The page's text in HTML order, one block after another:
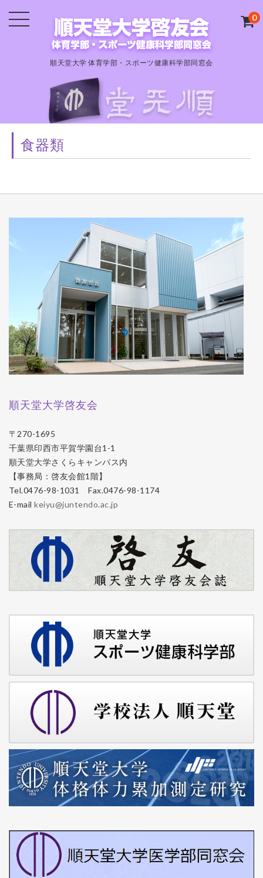
順天堂大学 体育学部・スポーツ健康科学部同窓会
0
食器類
順天堂大学啓友会
〒270-1695
千葉県印西市平賀学園台1-1
順天堂大学さくらキャンパス内
【事務局：啓友会館1階】
Tel.0476-98-1031 Fax.0476-98-1174
E-mailkeiyu@juntendo.ac.jp